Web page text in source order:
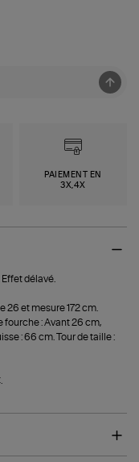
PAIEMENT EN
3X,4X
délavé.
26 et mesure 172 cm.
fourche : Avant 26 cm,
: 66 cm. Tour de taille :